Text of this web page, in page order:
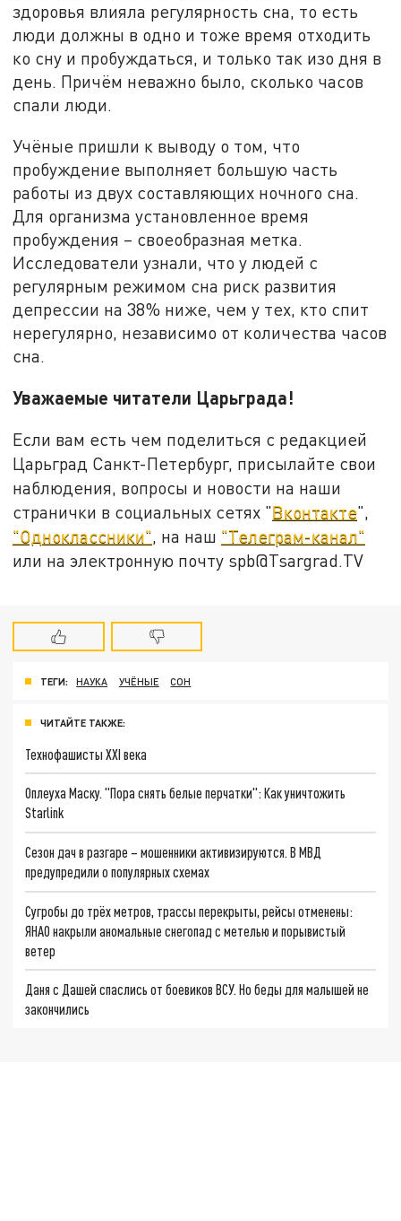
здоровья влияла регулярность сна, то есть
люди должны в одно и тоже время отходить
ко сну и пробуждаться, и только так изо дня в
день. Причём неважно было, сколько часов
спали люди.
Учёные пришли к выводу о том, что
пробуждение выполняет большую часть
работы из двух составляющих ночного сна.
Для организма установленное время
пробуждения – своеобразная метка.
Исследователи узнали, что у людей с
регулярным режимом сна риск развития
депрессии на 38% ниже, чем у тех, кто спит
нерегулярно, независимо от количества часов
сна.
Уважаемые читатели Царьграда!
Если вам есть чем поделиться с редакцией
Царьград Санкт-Петербург, присылайте свои
наблюдения, вопросы и новости на наши
странички в социальных сетях "Вконтакте",
"Одноклассники", на наш "Телеграм-канал"
или на электронную почту spb@Tsargrad.TV
ТЕГИ: НАУКА УЧЁНЫЕ СОН
ЧИТАЙТЕ ТАКЖЕ:
Технофашисты XXI века
Оплеуха Маску. "Пора снять белые перчатки": Как уничтожить
Starlink
Сезон дач в разгаре – мошенники активизируются. В МВД
предупредили о популярных схемах
Сугробы до трёх метров, трассы перекрыты, рейсы отменены:
ЯНАО накрыли аномальные снегопад с метелью и порывистый
ветер
Даня с Дашей спаслись от боевиков ВСУ. Но беды для малышей не
закончились